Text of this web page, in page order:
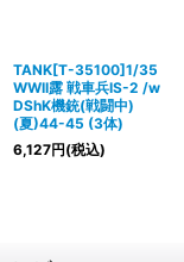
TANK[T-35100]1/35
WWII露 戦車兵IS-2 /w
DShK機銃(戦闘中)
(夏)44-45 (3体)
6,127円(税込)